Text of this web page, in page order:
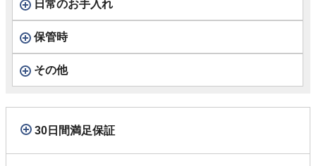
日常のお手入れ
保管時
その他
30日間満足保証